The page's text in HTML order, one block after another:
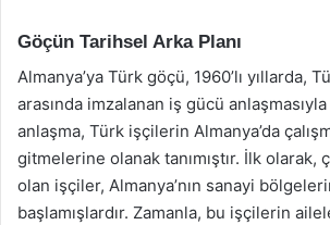
Göçün Tarihsel Arka Planı
Almanya’ya Türk göçü, 1960’lı yıllarda,
arasında imzalanan iş gücü anlaşmasıyla
anlaşma, Türk işçilerin Almanya’da
gitmelerine olanak tanımıştır. İlk olarak,
olan işçiler, Almanya’nın sanayi
başlamışlardır. Zamanla, bu işçilerin